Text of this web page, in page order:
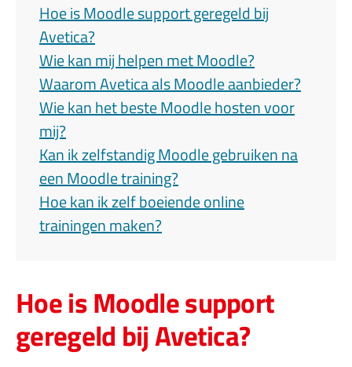
Hoe is Moodle support geregeld bij
Avetica?
Wie kan mij helpen met Moodle?
Waarom Avetica als Moodle aanbieder?
Wie kan het beste Moodle hosten voor
mij?
Kan ik zelfstandig Moodle gebruiken na
een Moodle training?
Hoe kan ik zelf boeiende online
trainingen maken?
Hoe is Moodle support
geregeld bij Avetica?